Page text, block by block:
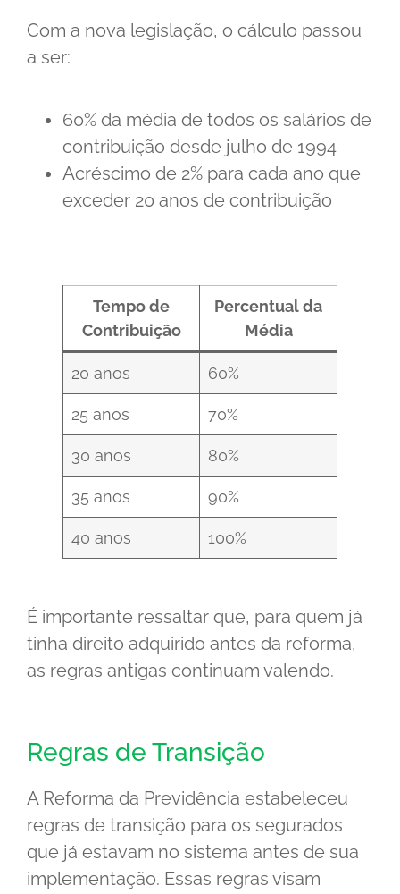
Com a nova legislação, o cálculo passou
a ser:
60% da média de todos os salários de
contribuição desde julho de 1994
Acréscimo de 2% para cada ano que
exceder 20 anos de contribuição
Tempo de
Contribuição
Percentual da
Média
20 anos 60%
25 anos 70%
30 anos 80%
35 anos 90%
40 anos 100%
É importante ressaltar que, para quem já
tinha direito adquirido antes da reforma,
as regras antigas continuam valendo.
Regras de Transição
A Reforma da Previdência estabeleceu
regras de transição para os segurados
que já estavam no sistema antes de sua
implementação. Essas regras visam